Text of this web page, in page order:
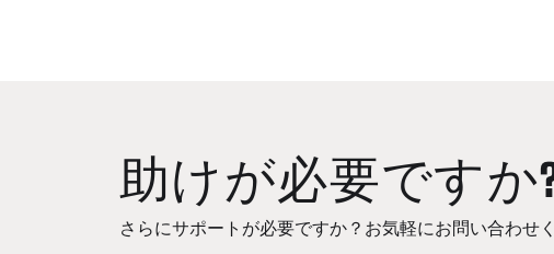
助けが必要ですか
さらにサポートが必要ですか？お気軽にお問い合わせく